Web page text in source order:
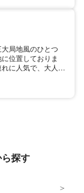
、ぜひ家族でお出
局地風のひとつ
位置しておりま
に人気で、大人か
迫力ある滑り台で
プレスを楽しみた
。また、ターザ
り、子供たちに大
探す